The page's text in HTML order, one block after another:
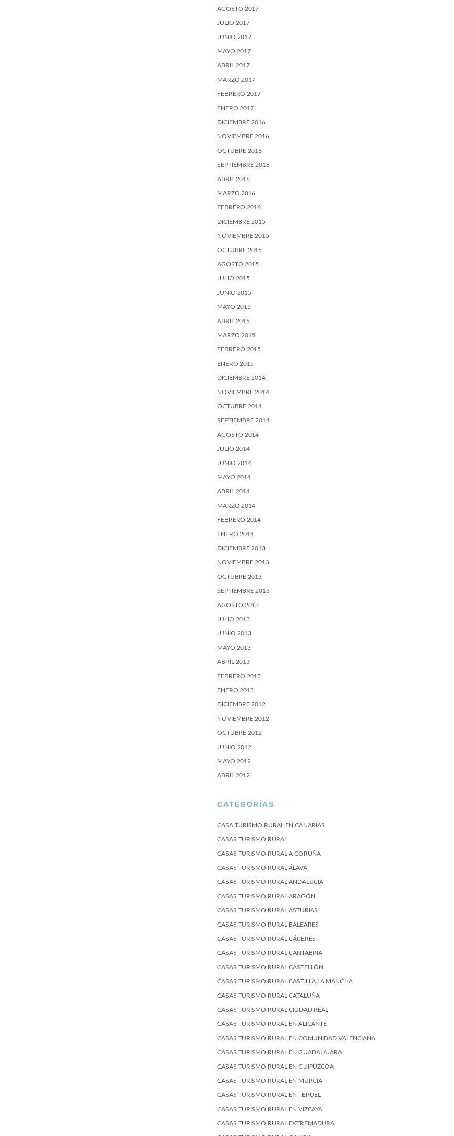
AGOSTO 2017
JULIO 2017
JUNIO 2017
MAYO 2017
ABRIL 2017
MARZO 2017
FEBRERO 2017
ENERO 2017
DICIEMBRE 2016
NOVIEMBRE 2016
OCTUBRE 2016
SEPTIEMBRE 2016
ABRIL 2016
MARZO 2016
FEBRERO 2016
DICIEMBRE 2015
NOVIEMBRE 2015
OCTUBRE 2015
AGOSTO 2015
JULIO 2015
JUNIO 2015
MAYO 2015
ABRIL 2015
MARZO 2015
FEBRERO 2015
ENERO 2015
DICIEMBRE 2014
NOVIEMBRE 2014
OCTUBRE 2014
SEPTIEMBRE 2014
AGOSTO 2014
JULIO 2014
JUNIO 2014
MAYO 2014
ABRIL 2014
MARZO 2014
FEBRERO 2014
ENERO 2014
DICIEMBRE 2013
NOVIEMBRE 2013
OCTUBRE 2013
SEPTIEMBRE 2013
AGOSTO 2013
JULIO 2013
JUNIO 2013
MAYO 2013
ABRIL 2013
FEBRERO 2013
ENERO 2013
DICIEMBRE 2012
NOVIEMBRE 2012
OCTUBRE 2012
JUNIO 2012
MAYO 2012
ABRIL 2012
CATEGORÍAS
CASA TURISMO RURAL EN CANARIAS
CASAS TURISMO RURAL
CASAS TURISMO RURAL A CORUÑA
CASAS TURISMO RURAL ÁLAVA
CASAS TURISMO RURAL ANDALUCIA
CASAS TURISMO RURAL ARAGÓN
CASAS TURISMO RURAL ASTURIAS
CASAS TURISMO RURAL BALEARES
CASAS TURISMO RURAL CÁCERES
CASAS TURISMO RURAL CANTABRIA
CASAS TURISMO RURAL CASTELLÓN
CASAS TURISMO RURAL CASTILLA LA MANCHA
CASAS TURISMO RURAL CATALUÑA
CASAS TURISMO RURAL CIUDAD REAL
CASAS TURISMO RURAL EN ALICANTE
CASAS TURISMO RURAL EN COMUNIDAD VALENCIANA
CASAS TURISMO RURAL EN GUADALAJARA
CASAS TURISMO RURAL EN GUIPÚZCOA
CASAS TURISMO RURAL EN MURCIA
CASAS TURISMO RURAL EN TERUEL
CASAS TURISMO RURAL EN VIZCAYA
CASAS TURISMO RURAL EXTREMADURA